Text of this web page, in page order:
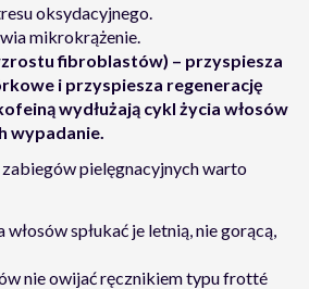
oksydacyjnego.
mikrokrążenie.
fibroblastów) – przyspiesza
i przyspiesza regenerację
wydłużają cykl życia włosów
wypadanie.
pielęgnacyjnych warto
spłukać je letnią, nie gorącą,
nie owijać ręcznikiem typu frotté